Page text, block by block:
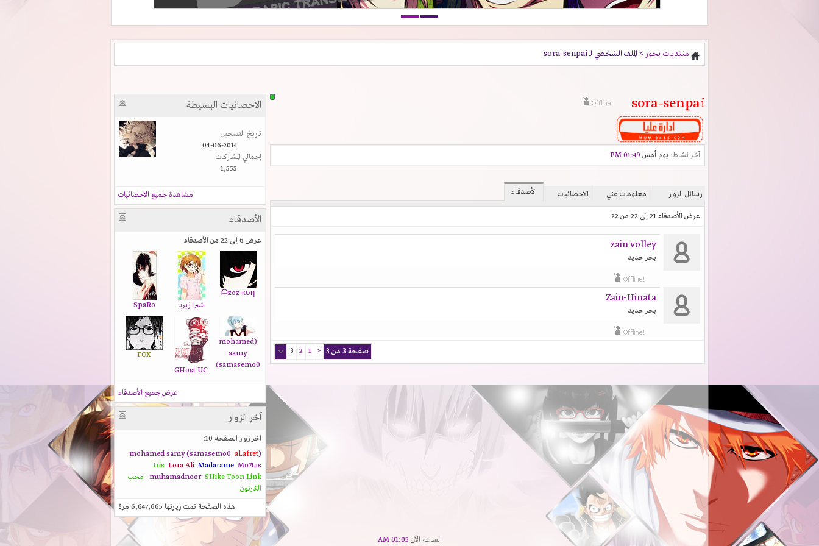
منتديات بحور > الملف الشخصي لـ sora-senpai
sora-senpai
آخر نشاط: يوم أمس 01:49 PM
رسائل الزوار معلومات عني الاحصائيات الأصدقاء
عرض الأصدقاء 21 إلى 22 من 22
zain volley
بحر جديد
Zain-Hinata
بحر جديد
صفحة 3 من 3 <
1
2
3
الاحصائيات البسيطة
تاريخ التسجيل
04-06-2014
إجمالي المشاركات
1,555
مشاهدة جميع الاحصائيات
الأصدقاء
عرض 6 إلى 22 من الأصدقاء
ᗩzoz-кση
شيرا زيريا
SpaRo
(mohamed
samy
(samasemo0
GHost UC
FOX
عرض جميع الأصدقاء
آخر الزوار
اخر زوار الصفحة 10:
(mohamed samy (samasemo0
al.afret
Iris Lora Ali Madarame Mo7tas
muhamadnoor SHikeToon Link
محب
الكارتون
هذه الصفحة تمت زيارتها 6,647,665 مرة
الساعة الآن 01:05 AM